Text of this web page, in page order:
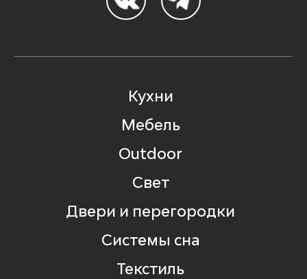
Кухни
Мебель
Outdoor
Свет
Двери и перегородки
Системы сна
Текстиль